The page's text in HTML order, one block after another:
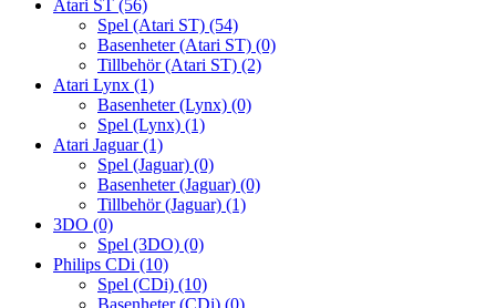
Atari ST (56)
Spel (Atari ST) (54)
Basenheter (Atari ST) (0)
Tillbehör (Atari ST) (2)
Atari Lynx (1)
Basenheter (Lynx) (0)
Spel (Lynx) (1)
Atari Jaguar(1)
Spel (Jaguar) (0)
Basenheter (Jaguar) (0)
Tillbehör (Jaguar) (1)
3DO (0)
Spel (3DO) (0)
Philips CDi (10)
Spel (CDi) (10)